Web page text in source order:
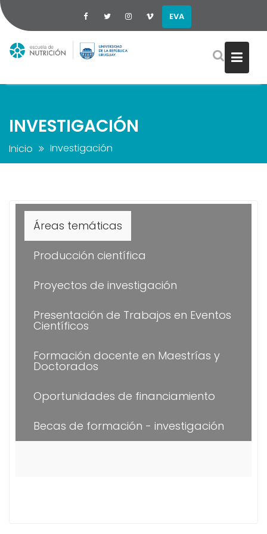
EVA
INVESTIGACIÓN
Inicio Investigación
Áreas temáticas
Producción científica
Proyectos de investigación
Presentación de Trabajos en Eventos
Científicos
Formación docente en Maestrías y
Doctorados
Oportunidades de financiamiento
Becas de formación - investigación